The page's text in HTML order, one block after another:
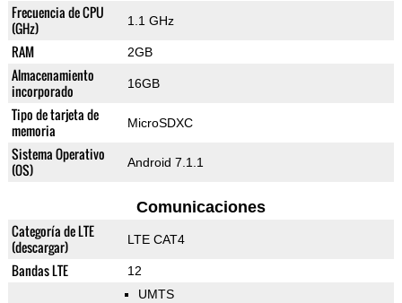
Frecuencia de CPU
(GHz)
1.1 GHz
RAM 2GB
Almacenamiento
incorporado
16GB
Tipo de tarjeta de
memoria
MicroSDXC
Sistema Operativo
(OS)
Android 7.1.1
Comunicaciones
Categoría de LTE
(descargar)
LTE CAT4
Bandas LTE 12
UMTS